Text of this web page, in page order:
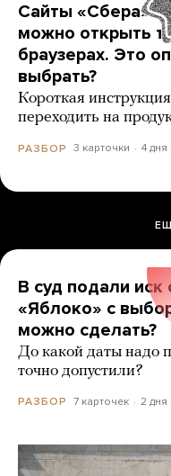
Сайты «Сбера» и
можно открыть
браузерах. Это
выбрать?
Короткая
переходить на
РАЗБОР 3 карточки 4 дня
В суд подали иск
«Яблоко» с
можно сделать?
До какой даты надо
точно допустили?
РАЗБОР 7 карточек 2 дня